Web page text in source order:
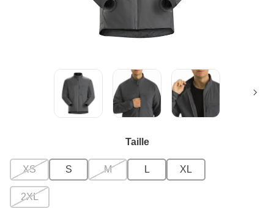
Taille
XS S M L XL
2XL